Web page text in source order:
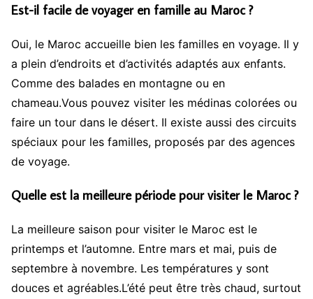
Est-il facile de voyager en famille au Maroc ?
Oui, le Maroc accueille bien les familles en voyage. Il y
a plein d’endroits et d’activités adaptés aux enfants.
Comme des balades en montagne ou en
chameau.Vous pouvez visiter les médinas colorées ou
faire un tour dans le désert. Il existe aussi des circuits
spéciaux pour les familles, proposés par des agences
de voyage.
Quelle est la meilleure période pour visiter le Maroc ?
La meilleure saison pour visiter le Maroc est le
printemps et l’automne. Entre mars et mai, puis de
septembre à novembre. Les températures y sont
douces et agréables.L’été peut être très chaud, surtout